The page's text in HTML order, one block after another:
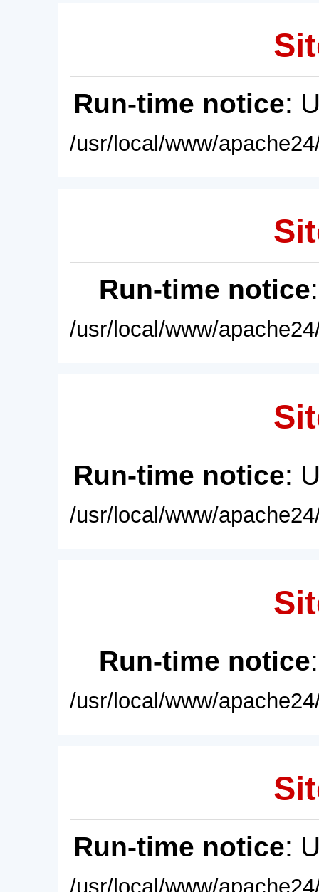
Run-time notice:
/usr/local/www/
Run-time notice
/usr/local/www/
Run-time notice:
/usr/local/www/
Run-time notice
/usr/local/www/
Run-time notice:
/usr/local/www/